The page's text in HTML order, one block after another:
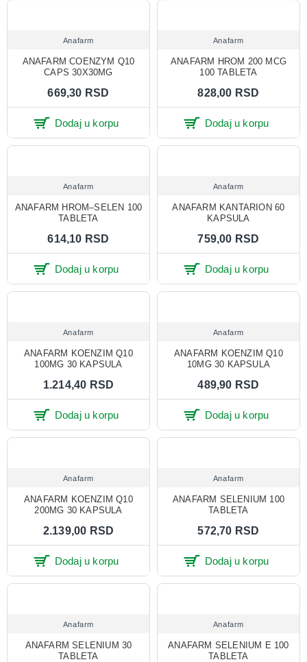
Anafarm
ANAFARM COENZYM Q10
CAPS 30X30MG
669,30 RSD
Dodaj u korpu
Anafarm
ANAFARM HROM 200 MCG
100 TABLETA
828,00 RSD
Dodaj u korpu
Anafarm
ANAFARM HROM–SELEN 100
TABLETA
614,10 RSD
Dodaj u korpu
Anafarm
ANAFARM KANTARION 60
KAPSULA
759,00 RSD
Dodaj u korpu
Anafarm
ANAFARM KOENZIM Q10
100MG 30 KAPSULA
1.214,40 RSD
Dodaj u korpu
Anafarm
ANAFARM KOENZIM Q10
10MG 30 KAPSULA
489,90 RSD
Dodaj u korpu
Anafarm
ANAFARM KOENZIM Q10
200MG 30 KAPSULA
2.139,00 RSD
Dodaj u korpu
Anafarm
ANAFARM SELENIUM 100
TABLETA
572,70 RSD
Dodaj u korpu
Anafarm
ANAFARM SELENIUM 30
TABLETA
Anafarm
ANAFARM SELENIUM E 100
TABLETA